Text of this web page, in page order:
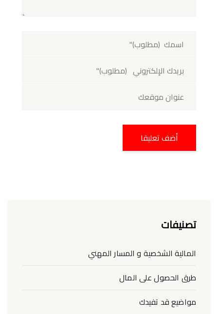
تصنيفات
المالية الشخصية و المسار المهني
طرق الحصول على المال
مواضيع قد تفيدك